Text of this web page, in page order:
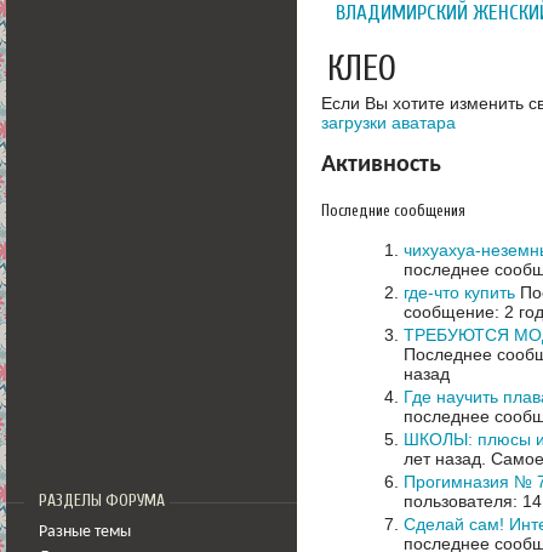
РАЗДЕЛЫ ФОРУМА
Разные темы
ВЛАДИМИРСКИЙ
КЛЕО
Если Вы хотите изменить
загрузки аватара
Активность
Последние сообщения
чихуахуа-
последнее
где-что купить
сообщение: 2
ТРЕБУЮТСЯ
Последнее
назад
Где научить
последнее
ШКОЛЫ: плюсы и
лет назад.
Прогимназия №
пользователя:
Сделай сам!
последнее